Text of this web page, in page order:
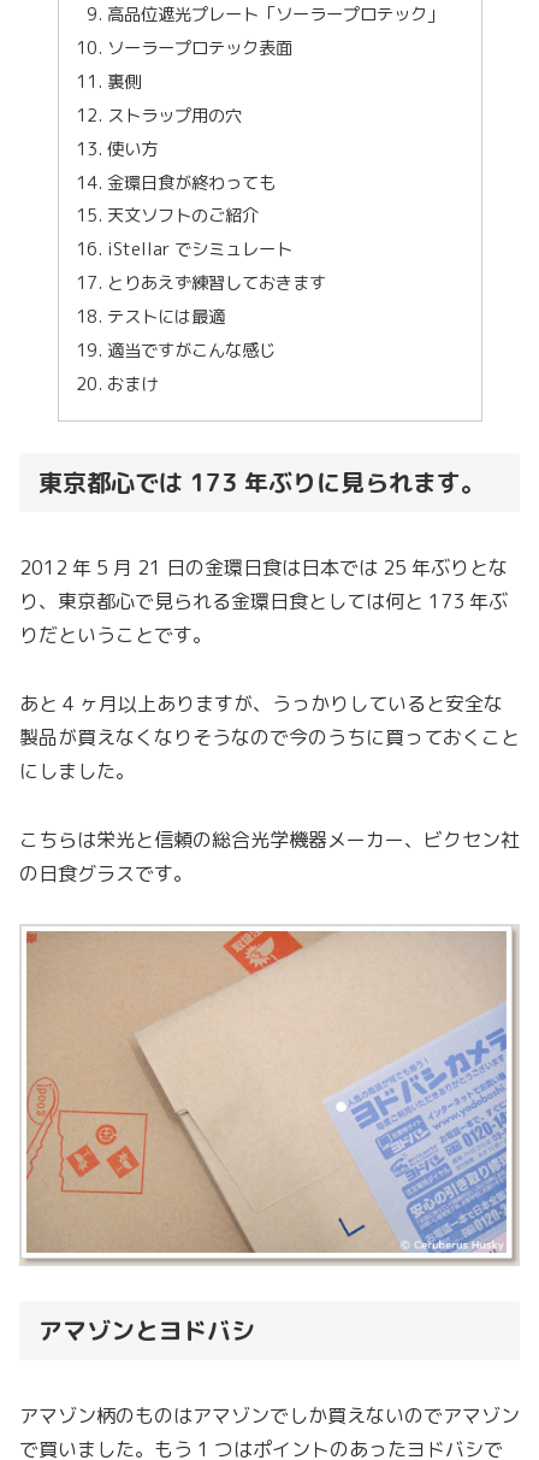
高品位遮光プレート「ソーラープロテック」
ソーラープロテック表面
裏側
ストラップ用の穴
使い方
金環日食が終わっても
天文ソフトのご紹介
iStellar でシミュレート
とりあえず練習しておきます
テストには最適
適当ですがこんな感じ
おまけ
東京都心では 173 年ぶりに見られます。
2012 年 5 月 21 日の金環日食は日本では 25 年ぶりとな
り、東京都心で見られる金環日食としては何と 173 年ぶ
りだということです。
あと 4 ヶ月以上ありますが、うっかりしていると安全な
製品が買えなくなりそうなので今のうちに買っておくこと
にしました。
こちらは栄光と信頼の総合光学機器メーカー、ビクセン社
の日食グラスです。
アマゾンとヨドバシ
アマゾン柄のものはアマゾンでしか買えないのでアマゾン
で買いました。もう 1 つはポイントのあったヨドバシで